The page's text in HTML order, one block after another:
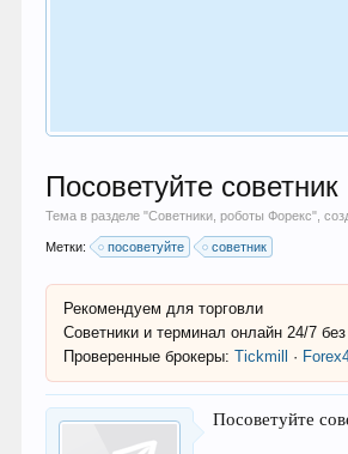
Посоветуйте
Тема в разделе "Советники, роботы Форекс",
Метки: посоветуйте советник
Рекомендуем для торговли
Советники и терминал онлайн 24/7
Проверенные брокеры: Tickmill ·
Посоветуйте